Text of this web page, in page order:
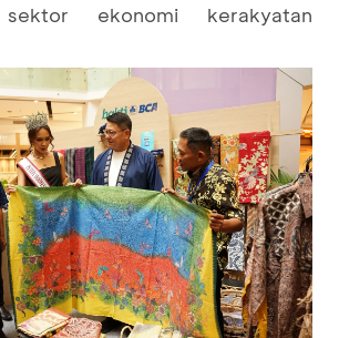
sektor ekonomi kerakyatan